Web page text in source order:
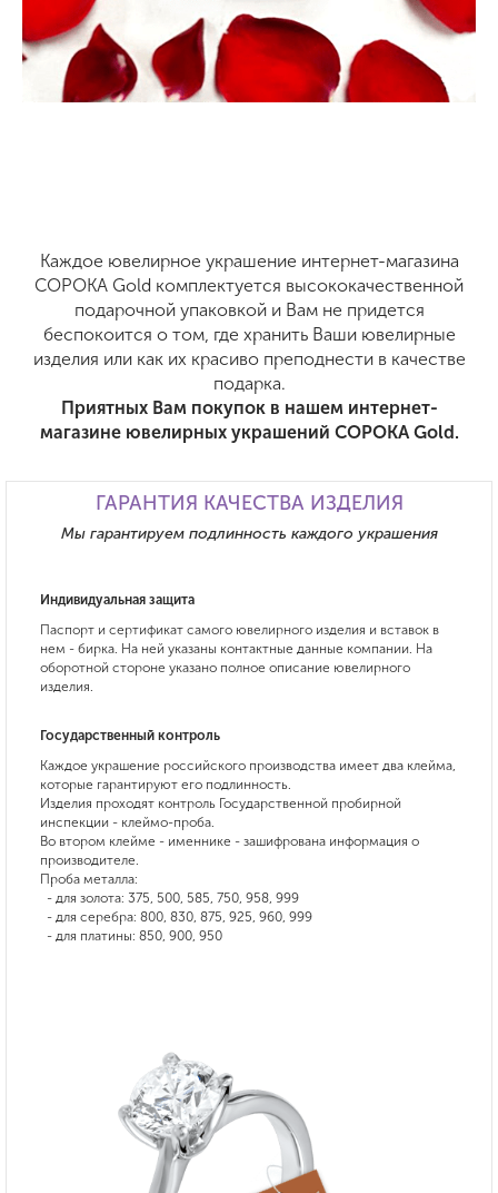
Каждое ювелирное украшение интернет-магазина
СОРОКА Gold комплектуется высококачественной
подарочной упаковкой и Вам не придется
беспокоится о том, где хранить Ваши ювелирные
изделия или как их красиво преподнести в качестве
подарка.
Приятных Вам покупок в нашем интернет-
магазине ювелирных украшений СОРОКА Gold.
ГАРАНТИЯ КАЧЕСТВА ИЗДЕЛИЯ
Мы гарантируем подлинность каждого украшения
Индивидуальная защита
Паспорт и сертификат самого ювелирного изделия и вставок в
нем - бирка. На ней указаны контактные данные компании. На
оборотной стороне указано полное описание ювелирного
изделия.
Государственный контроль
Каждое украшение российского производства имеет два клейма,
которые гарантируют его подлинность.
Изделия проходят контроль Государственной пробирной
инспекции - клеймо-проба.
Во втором клейме - именнике - зашифрована информация о
производителе.
Проба металла:
- для золота: 375, 500, 585, 750, 958, 999
- для серебра: 800, 830, 875, 925, 960, 999
- для платины: 850, 900, 950